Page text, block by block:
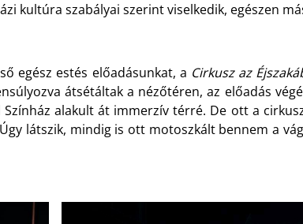
kultúra szabályai szerint viselkedik, egészen
egész estés előadásunkat, a Cirkusz az
átsétáltak a nézőtéren, az előadás
alakult át immerzív térré. De ott a
látszik, mindig is ott motoszkált bennem a